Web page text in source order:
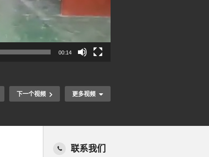
00:14
下一个视频 更多视频
联系我们